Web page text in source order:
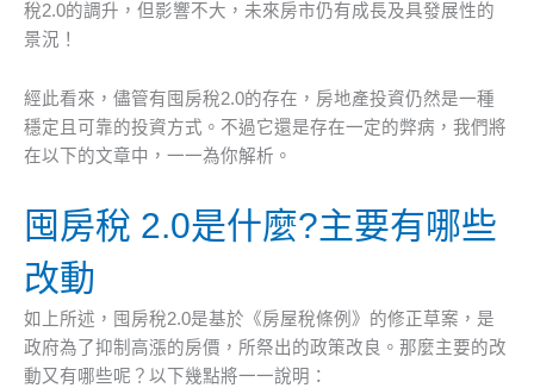
稅2.0的調升，但影響不大，未來房市仍有成長及具發展性的
景況！
經此看來，儘管有囤房稅2.0的存在，房地產投資仍然是一種
穩定且可靠的投資方式。不過它還是存在一定的弊病，我們將
在以下的文章中，一一為你解析。
囤房稅 2.0是什麼?主要有哪些
改動
如上所述，囤房稅2.0是基於《房屋稅條例》的修正草案，是
政府為了抑制高漲的房價，所祭出的政策改良。那麼主要的改
動又有哪些呢？以下幾點將一一說明：